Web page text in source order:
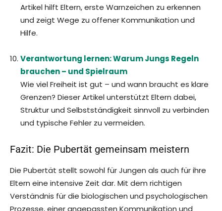
Artikel hilft Eltern, erste Warnzeichen zu erkennen
und zeigt Wege zu offener Kommunikation und
Hilfe.
Verantwortung lernen: Warum Jungs Regeln
brauchen – und Spielraum
Wie viel Freiheit ist gut – und wann braucht es klare
Grenzen? Dieser Artikel unterstützt Eltern dabei,
Struktur und Selbstständigkeit sinnvoll zu verbinden
und typische Fehler zu vermeiden.
Fazit: Die Pubertät gemeinsam meistern
Die Pubertät stellt sowohl für Jungen als auch für ihre
Eltern eine intensive Zeit dar. Mit dem richtigen
Verständnis für die biologischen und psychologischen
Prozesse, einer angepassten Kommunikation und